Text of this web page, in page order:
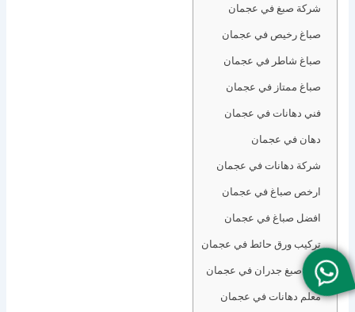
شركة صبغ في عجمان
صباغ رخيص في عجمان
صباغ شاطر في عجمان
صباغ ممتاز في عجمان
فني دهانات في عجمان
دهان في عجمان
شركة دهانات في عجمان
ارخص صباغ في عجمان
افضل صباغ في عجمان
تركيب ورق حائط في عجمان
فني صبغ جدران في عجمان
معلم دهانات في عجمان